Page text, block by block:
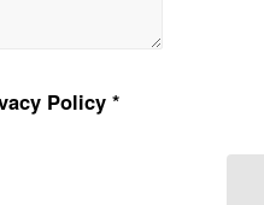
Policy *